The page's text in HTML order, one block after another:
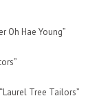
Oh Hae Young”
Tree Tailors”